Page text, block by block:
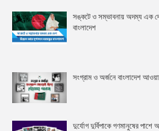
সঙ্কটে ও সম্ভাবনায় অদম্য এক
বাংলাদেশ
সংগ্রাম ও অর্জনে বাংলাদেশ
দুর্যোগ দুর্বিপাকে গণমানুষের পাশে